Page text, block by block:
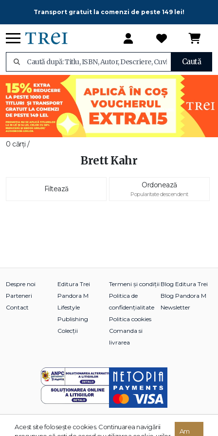
Transport gratuit la comenzi de peste 149 lei!
Caută
0 cărți /
Brett Kahr
Filtează Ordonează
Popularitate descendent
Despre noi
Parteneri
Contact
Editura Trei
Pandora M
Lifestyle
Publishing
Colecții
Termeni și condiții
Politica de
confidențialitate
Politica cookies
Comanda si
livrarea
Blog Editura Trei
Blog Pandora M
Newsletter
© 2026 Grupul Editorial TREI. Toate drepturile rezervate.
Acest site foloseşte cookies. Continuarea navigării
Am